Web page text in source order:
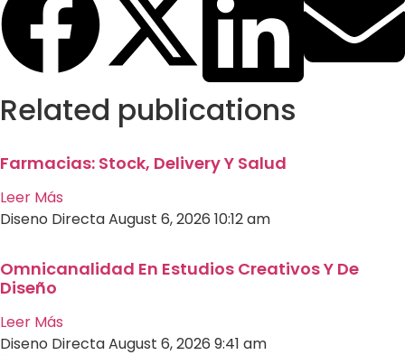
Related publications
Farmacias: Stock, Delivery Y Salud
Leer Más
Diseno DirectaAugust 6, 2026 10:12 am
Omnicanalidad En Estudios Creativos Y De
Diseño
Leer Más
Diseno DirectaAugust 6, 2026 9:41 am